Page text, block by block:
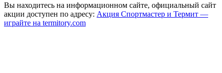
Вы находитесь на информационном сайте, официальный сайт
акции доступен по адресу: Акция Спортмастер и Термит —
играйте на termitory.com